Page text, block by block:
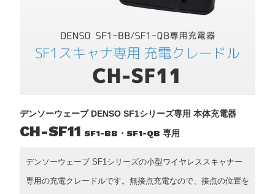
デンソーウェーブ DENSO SF1シリーズ専用 本体充電器
CH-SF11 SF1-BB・SF1-QB 専用
デンソーウェーブ SF1シリーズの小型ワイヤレススキャナー
専用の充電クレードルです。無接点充電なので、接点の位置を